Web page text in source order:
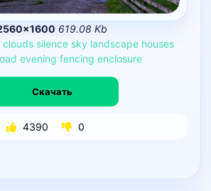
619.08 Kb
clouds silence sky landscape houses
evening fencing enclosure
Скачать
4390 0